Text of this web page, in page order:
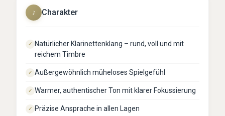
♪ Charakter
✓
Natürlicher Klarinettenklang – rund, voll und mit
reichem Timbre
✓ Außergewöhnlich müheloses Spielgefühl
✓ Warmer, authentischer Ton mit klarer Fokussierung
✓ Präzise Ansprache in allen Lagen